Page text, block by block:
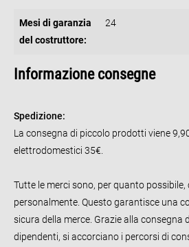
Mesi di garanzia
del costruttore:
24
Informazione consegne
Spedizione:
La consegna di piccolo prodotti viene
elettrodomestici 35€.
Tutte le merci sono, per quanto
personalmente. Questo garantisce una
sicura della merce. Grazie alla consegna
dipendenti, si accorciano i percorsi di